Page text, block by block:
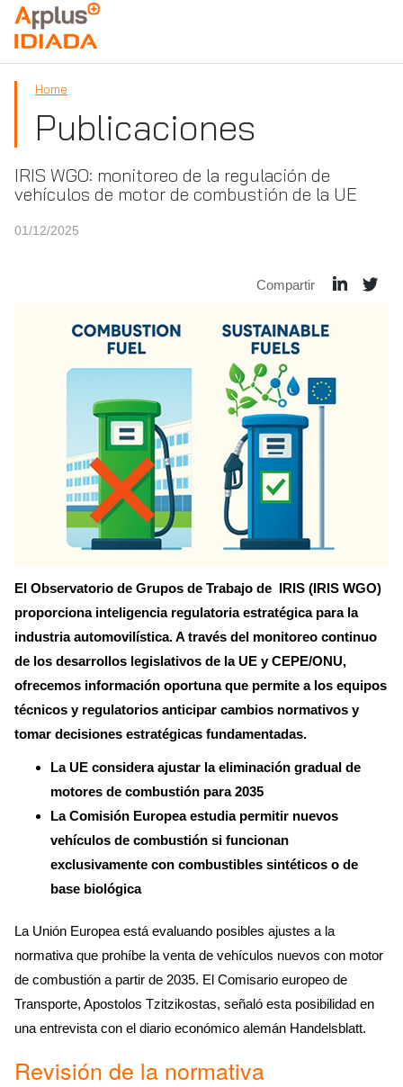
APPLUS+
Home
Publicaciones
IRIS WGO: monitoreo de la regulación de
vehículos de motor de combustión de la UE
01/12/2025
Compartir
El Observatorio de Grupos de Trabajo de IRIS (IRIS WGO)
proporciona inteligencia regulatoria estratégica para la
industria automovilística. A través del monitoreo continuo
de los desarrollos legislativos de la UE y CEPE/ONU,
ofrecemos información oportuna que permite a los equipos
técnicos y regulatorios anticipar cambios normativos y
tomar decisiones estratégicas fundamentadas.
La UE considera ajustar la eliminación gradual de
motores de combustión para 2035
La Comisión Europea estudia permitir nuevos
vehículos de combustión si funcionan
exclusivamente con combustibles sintéticos o de
base biológica
La Unión Europea está evaluando posibles ajustes a la
normativa que prohíbe la venta de vehículos nuevos con motor
de combustión a partir de 2035. El Comisario europeo de
Transporte, Apostolos Tzitzikostas, señaló esta posibilidad en
una entrevista con el diario económico alemán Handelsblatt.
Revisión de la normativa